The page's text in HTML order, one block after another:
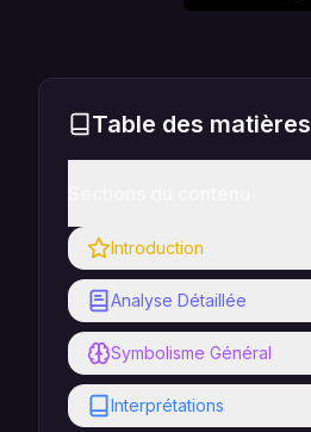
Table des matières
Introduction
Analyse Détaillée
Symbolisme Général
Interprétations